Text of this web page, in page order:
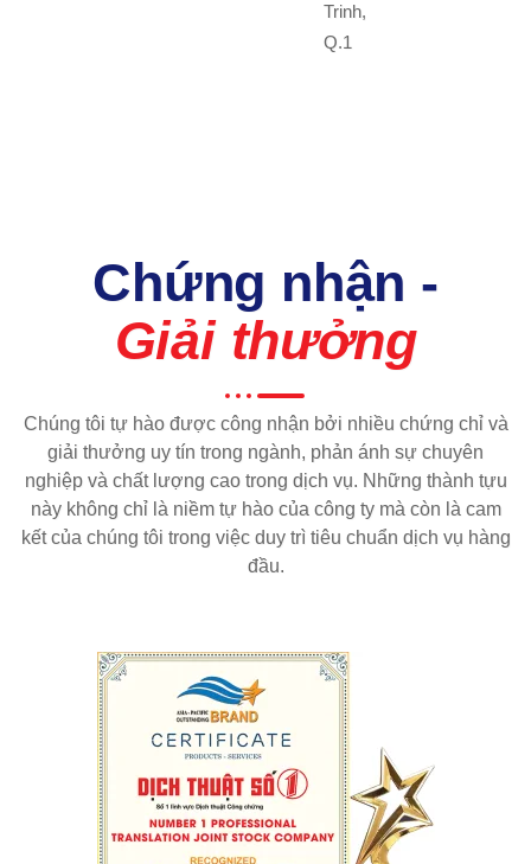
Trinh,
Q.1
Chứng nhận -
Giải thưởng
Chúng tôi tự hào được công nhận bởi nhiều chứng chỉ và
giải thưởng uy tín trong ngành, phản ánh sự chuyên
nghiệp và chất lượng cao trong dịch vụ. Những thành tựu
này không chỉ là niềm tự hào của công ty mà còn là cam
kết của chúng tôi trong việc duy trì tiêu chuẩn dịch vụ hàng
đầu.